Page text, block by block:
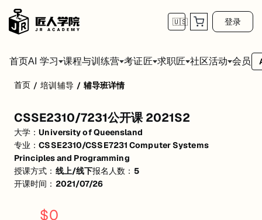
🇺🇸 登录
首页AI 学习 课程与训练营 考证匠 求职匠 社区活动 会员
活动形式: 线上/线下
开始日期: 2021/7/26
已有 5 名同学报名参加
关联大学:University of Queensland
CSSE2310/CSSE7231 Computer Systems Principles and
首页 / 培训辅导 / 辅导班详情
CSSE2310/7231公开课 2021S2
大学：University of Queensland
专业：CSSE2310/CSSE7231 Computer Systems
Principles and Programming
授课方式： 线上/线下报名人数： 5
开课时间： 2021/07/26
$0